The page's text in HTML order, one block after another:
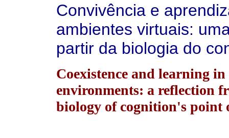
Convivência e
ambientes virtuais:
partir da biologia do
Coexistence and learning
environments: a reflection
biology of cognition's point